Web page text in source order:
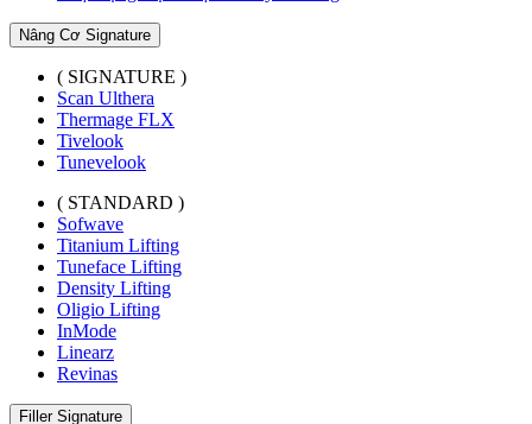
Nâng Cơ Signature
( SIGNATURE )
Scan Ulthera
Thermage FLX
Tivelook
Tunevelook
( STANDARD )
Sofwave
Titanium Lifting
Tuneface Lifting
Density Lifting
Oligio Lifting
InMode
Linearz
Revinas
Filler Signature